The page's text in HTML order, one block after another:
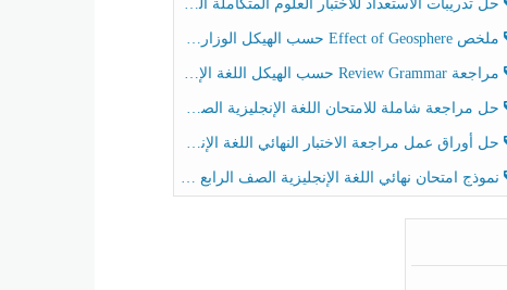
حل تدريبات الاستعداد للاختبار العلوم المتكاملة الصف الخامس عام الفصل الثالث
ملخص Effect of Geosphere حسب الهيكل الوزاري العلوم المتكاملة الصف الخامس انسبير الفصل الثالث
مراجعة Review Grammar حسب الهيكل اللغة الإنجليزية الصف الخامس الفصل الثالث
حل مراجعة شاملة للامتحان اللغة الإنجليزية الصف الخامس الفصل الثالث
حل أوراق عمل مراجعة الاختبار النهائي اللغة الإنجليزية الصف الرابع الفصل الثالث
نموذج امتحان نهائي اللغة الإنجليزية الصف الرابع الفصل الثالث